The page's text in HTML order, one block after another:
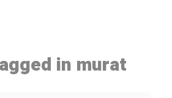
in murat